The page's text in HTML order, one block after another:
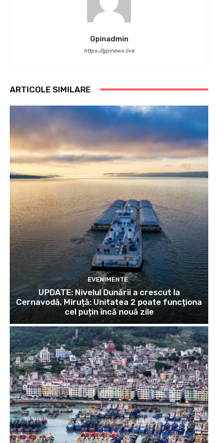
Gpinadmin
https://gpinews.live
ARTICOLE SIMILARE
EVENIMENTE
UPDATE: Nivelul Dunării a crescut la
Cernavodă. Miruță: Unitatea 2 poate funcționa
cel puțin încă nouă zile